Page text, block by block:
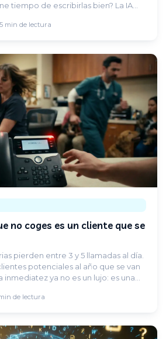
tiempo de escribirlas bien? La IA
5 min de lectura
no coges es un cliente que se
pierden entre 3 y 5 llamadas al día.
potenciales al año que se van
inmediatez ya no es un lujo: es una
de lectura